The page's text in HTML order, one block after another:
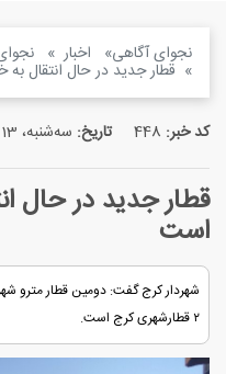
نجوای آگاهی اخبار
قطار جدید در حال انتقال به خط ۲ مترو
کد خبر: 448 تاریخ: سه‌شنبه، 13 شهریور 1403 - 15:57
است
شهردار کرج گفت: دومین قطار مترو
۲ قطارشهری کرج است.